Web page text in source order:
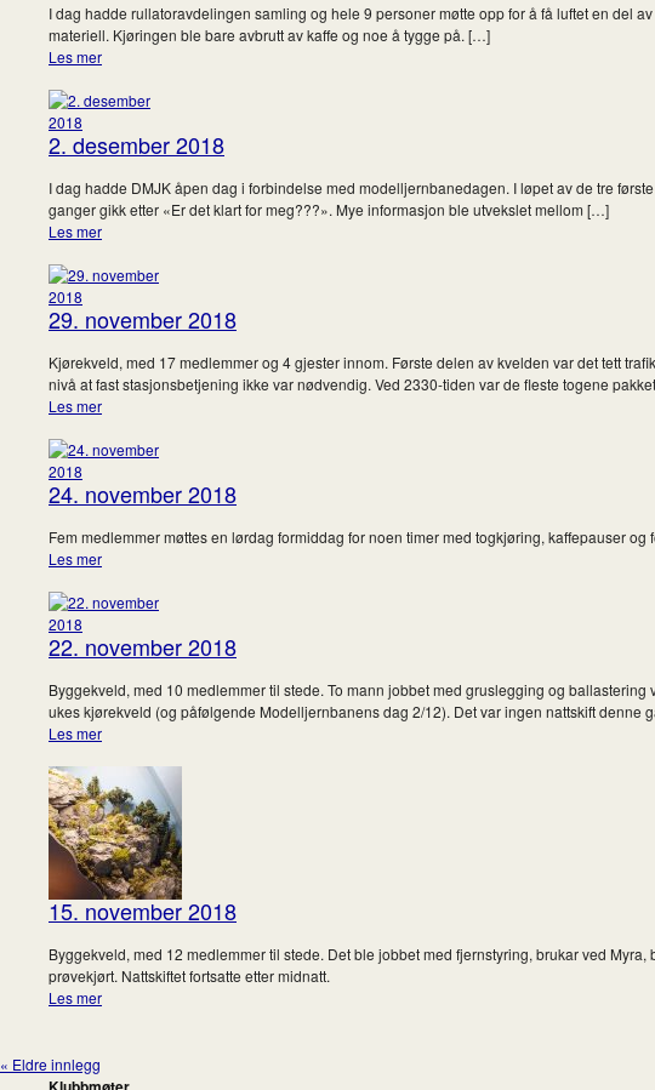
I dag hadde rullatoravdelingen samling og hele 9 personer møtte opp for å få luftet en del
materiell. Kjøringen ble bare avbrutt av kaffe og noe å tygge på. […]
Les mer
2. desember 2018
I dag hadde DMJK åpen dag i forbindelse med modelljernbanedagen. I løpet av de tre
ganger gikk etter «Er det klart for meg???». Mye informasjon ble utvekslet mellom […]
Les mer
29. november 2018
Kjørekveld, med 17 medlemmer og 4 gjester innom. Første delen av kvelden var det tett
nivå at fast stasjonsbetjening ikke var nødvendig. Ved 2330-tiden var de fleste togene
Les mer
24. november 2018
Fem medlemmer møttes en lørdag formiddag for noen timer med togkjøring, kaffepauser
Les mer
22. november 2018
Byggekveld, med 10 medlemmer til stede. To mann jobbet med gruslegging og
ukes kjørekveld (og påfølgende Modelljernbanens dag 2/12). Det var ingen nattskift denne
Les mer
15. november 2018
Byggekveld, med 12 medlemmer til stede. Det ble jobbet med fjernstyring, brukar ved
prøvekjørt. Nattskiftet fortsatte etter midnatt.
Les mer
« Eldre innlegg